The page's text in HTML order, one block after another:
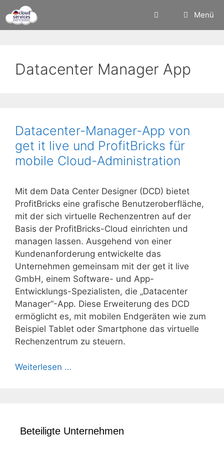
Inhalt
springen
Menü
Datacenter Manager App
Datacenter-Manager-App von
get it live und ProfitBricks für
mobile Cloud-Administration
Mit dem Data Center Designer (DCD) bietet
ProfitBricks eine grafische Benutzeroberfläche,
mit der sich virtuelle Rechenzentren auf der
Basis der ProfitBricks-Cloud einrichten und
managen lassen. Ausgehend von einer
Kundenanforderung entwickelte das
Unternehmen gemeinsam mit der get it live
GmbH, einem Software- und App-
Entwicklungs-Spezialisten, die „Datacenter
Manager“-App. Diese Erweiterung des DCD
ermöglicht es, mit mobilen Endgeräten wie zum
Beispiel Tablet oder Smartphone das virtuelle
Rechenzentrum zu steuern.
Weiterlesen …
Beteiligte Unternehmen